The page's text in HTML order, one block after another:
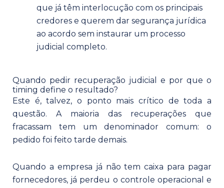
que já têm interlocução com os principais
credores e querem dar segurança jurídica
ao acordo sem instaurar um processo
judicial completo.
Quando pedir recuperação judicial e por que o
timing define o resultado?
Este é, talvez, o ponto mais crítico de toda a
questão. A maioria das recuperações que
fracassam tem um denominador comum: o
pedido foi feito tarde demais.
Quando a empresa já não tem caixa para pagar
fornecedores, já perdeu o controle operacional e